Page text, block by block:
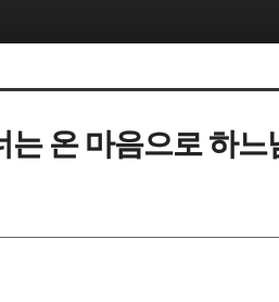
는 온 마음으로 하
5
5